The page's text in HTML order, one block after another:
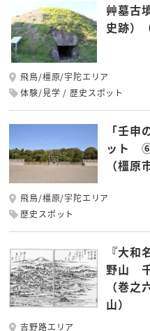
艸墓古
史跡）
飛鳥/橿原/宇陀エリア
体験/見学
歴史スポット
「壬
ット ⑥
（橿原
飛鳥/橿原/宇陀エリア
歴史スポット
『大
野山
（巻
山）
吉野路エリア